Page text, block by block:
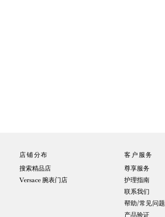
店铺分布
搜索精品店
Versace 腕表门店
客户服务
尊享服务
护理指南
联系我们
帮助/常见问题
产品验证